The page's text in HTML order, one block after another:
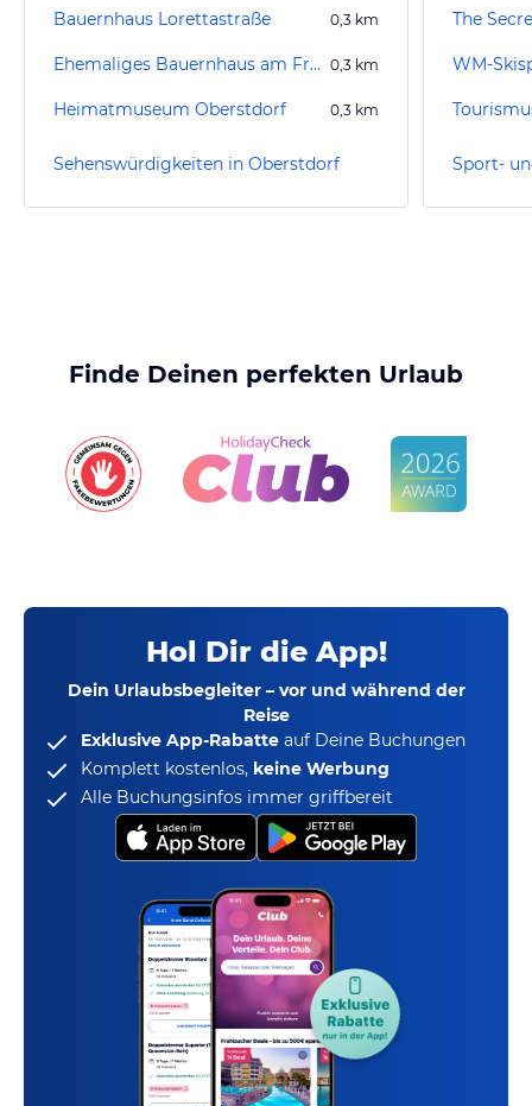
Bauernhaus Lorettastraße 0,3 km
Ehemaliges Bauernhaus am Frohmarkt 8 0,3 km
Heimatmuseum Oberstdorf 0,3 km
Sehenswürdigkeiten in Oberstdorf
The
Finde Deinen perfekten Urlaub
Hol Dir die App!
Dein Urlaubsbegleiter – vor und während der
Reise
Exklusive App-Rabatte auf Deine Buchungen
Komplett kostenlos, keine Werbung
Alle Buchungsinfos immer griffbereit